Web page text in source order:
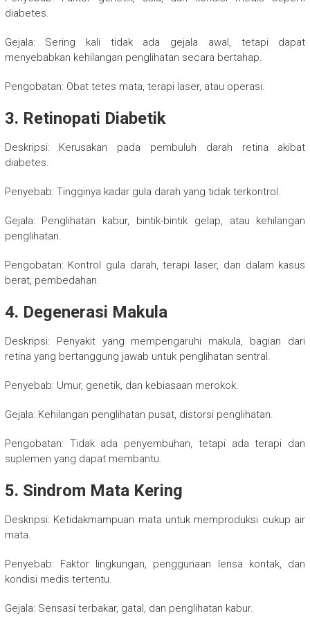
diabetes.
Gejala: Sering kali tidak ada gejala awal, tetapi dapat
menyebabkan kehilangan penglihatan secara bertahap.
Pengobatan: Obat tetes mata, terapi laser, atau operasi.
3. Retinopati Diabetik
Deskripsi: Kerusakan pada pembuluh darah retina akibat
diabetes.
Penyebab: Tingginya kadar gula darah yang tidak terkontrol.
Gejala: Penglihatan kabur, bintik-bintik gelap, atau kehilangan
penglihatan.
Pengobatan: Kontrol gula darah, terapi laser, dan dalam kasus
berat, pembedahan.
4. Degenerasi Makula
Deskripsi: Penyakit yang mempengaruhi makula, bagian dari
retina yang bertanggung jawab untuk penglihatan sentral.
Penyebab: Umur, genetik, dan kebiasaan merokok.
Gejala: Kehilangan penglihatan pusat, distorsi penglihatan.
Pengobatan: Tidak ada penyembuhan, tetapi ada terapi dan
suplemen yang dapat membantu.
5. Sindrom Mata Kering
Deskripsi: Ketidakmampuan mata untuk memproduksi cukup air
mata.
Penyebab: Faktor lingkungan, penggunaan lensa kontak, dan
kondisi medis tertentu.
Gejala: Sensasi terbakar, gatal, dan penglihatan kabur.